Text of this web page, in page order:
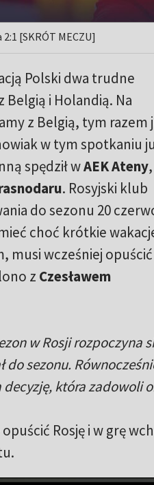
[SKRÓT MECZU]
Polski dwa trudne
i Holandią. Na
z Belgią, tym razem
w tym spotkaniu
spędził wAEK Ateny
. Rosyjski klub
do sezonu 20
choć krótkie
musi wcześniej opuścić
z Czesławem
w Rosji
do sezonu.
która zadowoli
Rosję i w grę